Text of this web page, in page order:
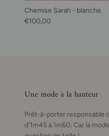
Chemise Sarah - blanche
Prix habituel
€100,00
Une mode à la hauteur
Prêt-à-porter responsable
d'1m45 à 1m60. Car la